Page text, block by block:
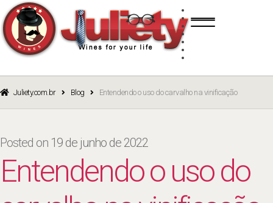
navigation
content
BRANCO
ROSÉ
Juliety.com.br Blog Entendendo o uso do carvalho na vinificação
Posted on 19 de junho de 2022
Entendendo o uso do